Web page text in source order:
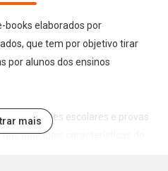
books elaborados por
que tem por objetivo tirar
por alunos dos ensinos
em testes escolares e provas
principais características do
mais